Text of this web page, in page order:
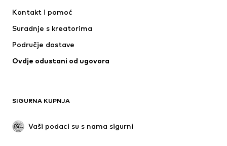
Donje rublje
Kaputi
Posebne prigode
Kontakt i pomoć
Suradnje s kreatorima
Područje dostave
Ovdje odustani od ugovora
SIGURNA KUPNJA
Vaši podaci su s nama sigurni